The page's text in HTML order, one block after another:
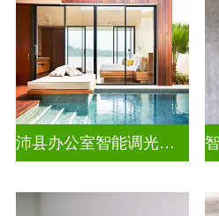
沛县办公室智能调光玻璃厂商